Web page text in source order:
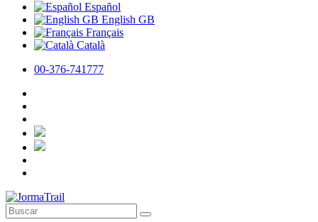
Español
English GB
Français
Català
00-376-741777